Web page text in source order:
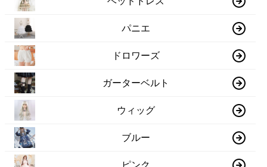
パニエ
ドロワーズ
ガーターベルト
ウィッグ
ブルー
ピンク